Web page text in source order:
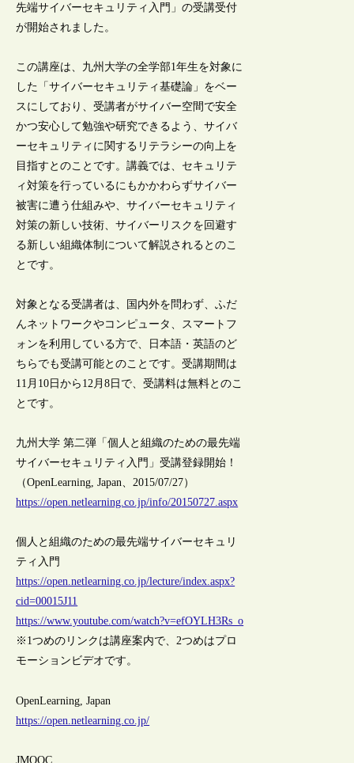
先端サイバーセキュリティ入門」の受講受付
が開始されました。
この講座は、九州大学の全学部1年生を対象に
した「サイバーセキュリティ基礎論」をベー
スにしており、受講者がサイバー空間で安全
かつ安心して勉強や研究できるよう、サイバ
ーセキュリティに関するリテラシーの向上を
目指すとのことです。講義では、セキュリテ
ィ対策を行っているにもかかわらずサイバー
被害に遭う仕組みや、サイバーセキュリティ
対策の新しい技術、サイバーリスクを回避す
る新しい組織体制について解説されるとのこ
とです。
対象となる受講者は、国内外を問わず、ふだ
んネットワークやコンピュータ、スマートフ
ォンを利用している方で、日本語・英語のど
ちらでも受講可能とのことです。受講期間は
11月10日から12月8日で、受講料は無料とのこ
とです。
九州大学 第二弾「個人と組織のための最先端
サイバーセキュリティ入門」受講登録開始！
（OpenLearning, Japan、2015/07/27）
https://open.netlearning.co.jp/info/20150727.aspx
個人と組織のための最先端サイバーセキュリ
ティ入門
https://open.netlearning.co.jp/lecture/index.aspx?
cid=00015J11
https://www.youtube.com/watch?v=efOYLH3Rs_o
※1つめのリンクは講座案内で、2つめはプロ
モーションビデオです。
OpenLearning, Japan
https://open.netlearning.co.jp/
JMOOC